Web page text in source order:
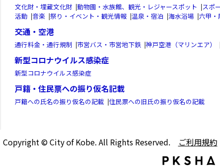
文化財・埋蔵文化財 |動物園・水族館、観光・レジャースポット |スポ
活動 |音楽 |祭り・イベント・観光情報 |温泉・宿泊 |海水浴場 |六甲
交通・空港
通行料金・通行規制 |市営バス・市営地下鉄 |神戸空港（マリンエア）
新型コロナウイルス感染症
新型コロナウイルス感染症
戸籍・住民票への振り仮名記載
戸籍への氏名の振り仮名の記載 |住民票への旧氏の振り仮名の記載
Copyright © City of Kobe. All Rights Reserved. ご利用規約